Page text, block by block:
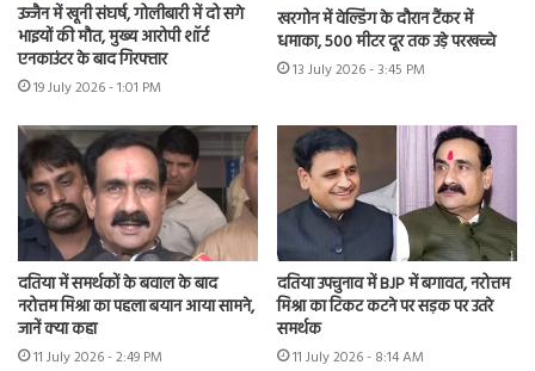
उज्जैन में खूनी संघर्ष, गोलीबारी में दो सगे
भाइयों की मौत, मुख्य आरोपी शॉर्ट
एनकाउंटर के बाद गिरफ्तार
19 July 2026 - 1:01 PM
खरगोन में वेल्डिंग के दौरान टैंकर में
धमाका, 500 मीटर दूर तक उड़े परखच्चे
13 July 2026 - 3:45 PM
दतिया में समर्थकों के बवाल के बाद
नरोत्तम मिश्रा का पहला बयान आया सामने,
जानें क्या कहा
11 July 2026 - 2:49 PM
दतिया उपचुनाव में BJP में बगावत, नरोत्तम
मिश्रा का टिकट कटने पर सड़क पर उतरे
समर्थक
11 July 2026 - 8:14 AM